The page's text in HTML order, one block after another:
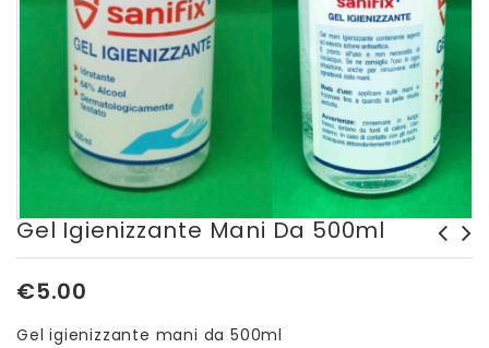
Gel Igienizzante Mani Da 500ml
€5.00
Gel igienizzante mani da 500ml